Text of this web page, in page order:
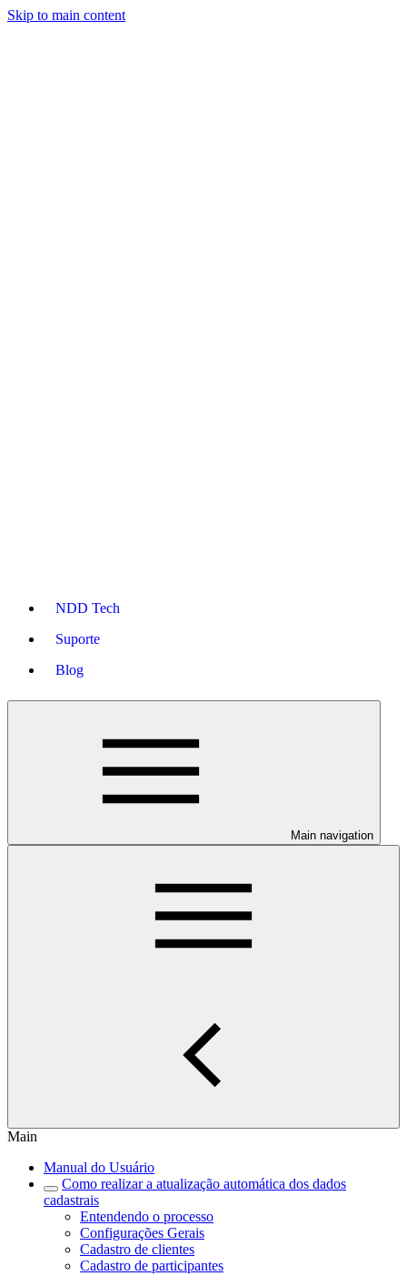
Skip to main content
NDD Tech
Suporte
Blog
Main navigation
Main
Manual do Usuário
Como realizar a atualização automática dos dados
cadastrais
Entendendo o processo
Configurações Gerais
Cadastro de clientes
Cadastro de participantes